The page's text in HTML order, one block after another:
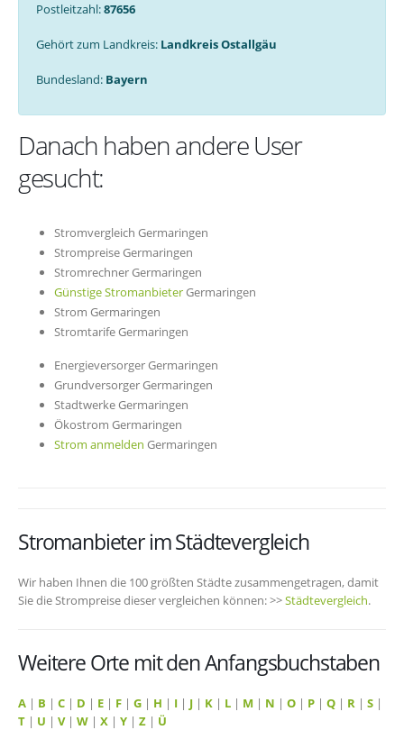
Postleitzahl:87656
Gehört zum Landkreis: Landkreis Ostallgäu
Bundesland: Bayern
Danach haben andere User
gesucht:
Stromvergleich Germaringen
Strompreise Germaringen
Stromrechner Germaringen
Günstige StromanbieterGermaringen
Strom Germaringen
Stromtarife Germaringen
Energieversorger Germaringen
Grundversorger Germaringen
Stadtwerke Germaringen
Ökostrom Germaringen
Strom anmelden Germaringen
Stromanbieter im Städtevergleich
Wir haben Ihnen die 100 größten Städte zusammengetragen, damit
Sie die Strompreise dieser vergleichen können: >>Städtevergleich.
Weitere Orte mit den Anfangsbuchstaben
A | B | C | D | E | F | G | H | I | J | K | L | M | N | O | P | Q | R | S |
T | U | V| W | X | Y | Z | Ü